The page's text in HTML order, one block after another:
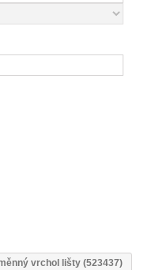
vrchol lišty (523437)